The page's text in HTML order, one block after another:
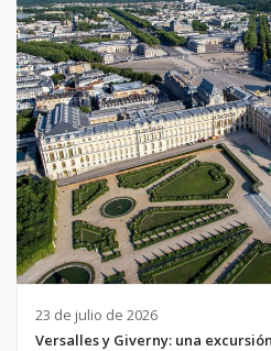
23 de julio de 2026
Versalles y Giverny: una